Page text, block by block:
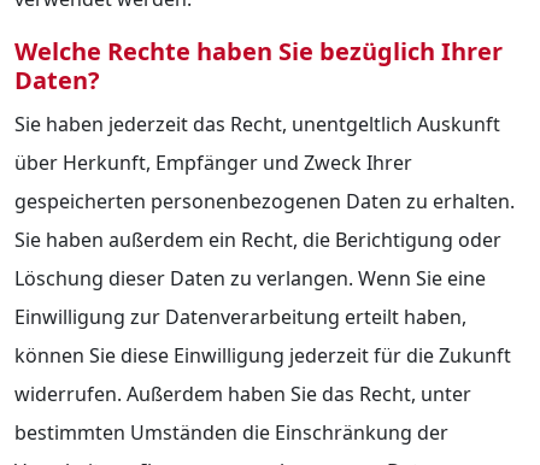
Welche Rechte haben Sie bezüglich Ihrer
Daten?
Sie haben jederzeit das Recht, unentgeltlich Auskunft
über Herkunft, Empfänger und Zweck Ihrer
gespeicherten personenbezogenen Daten zu erhalten.
Sie haben außerdem ein Recht, die Berichtigung oder
Löschung dieser Daten zu verlangen. Wenn Sie eine
Einwilligung zur Datenverarbeitung erteilt haben,
können Sie diese Einwilligung jederzeit für die Zukunft
widerrufen. Außerdem haben Sie das Recht, unter
bestimmten Umständen die Einschränkung der